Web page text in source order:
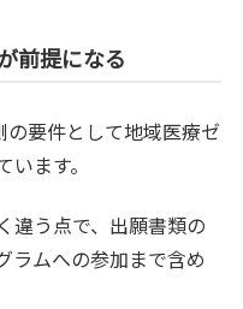
前提になる
要件として地域医療ゼ
ます。
違う点で、出願書類の
ラムへの参加まで含め